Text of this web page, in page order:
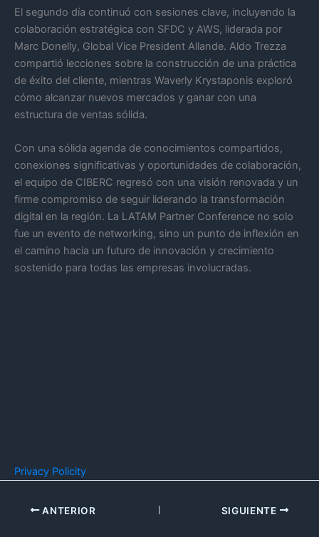
El segundo día continuó con sesiones clave, incluyendo la
colaboración estratégica con SFDC y AWS, liderada por
Marc Donelly, Global Vice President Allande. Aldo Trezza
compartió lecciones sobre la construcción de una práctica
de éxito del cliente, mientras Waverly Krystaponis exploró
cómo alcanzar nuevos mercados y ganar con una
estructura de ventas sólida.
Con una sólida agenda de conocimientos compartidos,
conexiones significativas y oportunidades de colaboración,
el equipo de CIBERC regresó con una visión renovada y un
firme compromiso de seguir liderando la transformación
digital en la región. La LATAM Partner Conference no solo
fue un evento de networking, sino un punto de inflexión en
el camino hacia un futuro de innovación y crecimiento
sostenido para todas las empresas involucradas.
Privacy Policity
ANTERIOR SIGUIENTE